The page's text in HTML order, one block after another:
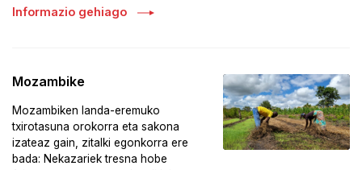
Informazio gehiago
Mozambike
Mozambiken landa-eremuko
txirotasuna orokorra eta sakona
izateaz gain, zitalki egonkorra ere
bada: Nekazariek tresna hobe